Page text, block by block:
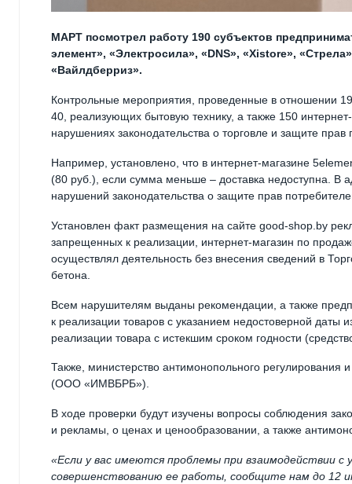
МАРТ посмотрел работу 190 субъектов
элемент», «Электросила», «DNS», «Xistore»,
«Вайлдберриз».
Контрольные мероприятия, проведенные в отношении
40, реализующих бытовую технику, а также 150
нарушениях законодательства о торговле и защите
Например, установлено, что в интернет-магазине
(80 руб.), если сумма меньше – доставка недоступна. В
нарушений законодательства о защите прав
Установлен факт размещения на сайте good-shop.by
запрещенных к реализации, интернет-магазин по
осуществлял деятельность без внесения сведений в
бетона.
Всем нарушителям выданы рекомендации, а также
к реализации товаров с указанием недостоверной даты
реализации товара с истекшим сроком годности
Также, министерство антимонопольного регулирования
(ООО «ИМВБРБ»).
В ходе проверки будут изучены вопросы соблюдения
и рекламы, о ценах и ценообразовании, а также
«Если у вас имеются проблемы при взаимодействии
совершенствованию ее работы, сообщите нам до 12